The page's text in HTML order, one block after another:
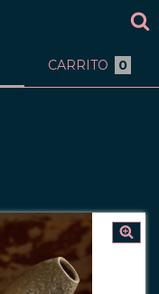
CARRITO 0